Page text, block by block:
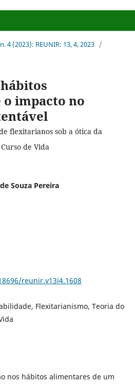
4 (2023): REUNIR: 13, 4, 2023 /
impacto no
flexitarianos sob a ótica da
de Vida
Souza Pereira
reunir.v13i4.1608
Flexitarianismo, Teoria do
nos hábitos alimentares de um